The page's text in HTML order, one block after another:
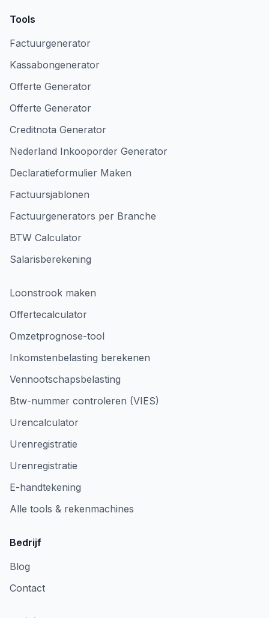
Tools
Factuurgenerator
Kassabongenerator
Offerte Generator
Offerte Generator
Creditnota Generator
Nederland Inkooporder Generator
Declaratieformulier Maken
Factuursjablonen
Factuurgenerators per Branche
BTW Calculator
Salarisberekening
Loonstrook maken
Offertecalculator
Omzetprognose-tool
Inkomstenbelasting berekenen
Vennootschapsbelasting
Btw-nummer controleren (VIES)
Urencalculator
Urenregistratie
Urenregistratie
E-handtekening
Alle tools & rekenmachines
Bedrijf
Blog
Contact